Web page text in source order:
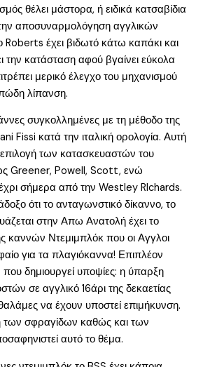
θέλει μάστορα, ή ειδικά κατσαβίδια
αποσυναρμολόγηση αγγλικών
έχει βιδωτό κάτω καπάκι και
κατάσταση αφού βγαίνει εύκολα
μερικό έλεγχο του μηχανισμού
λίπανση.
συγκολλημένες με τη μέθοδο της
Fissi κατά την ιταλική ορολογία. Αυτή
των κατασκευαστών του
Greener, Powell, Scott, ενώ
σήμερα από την Westley RIchards.
ότι το ανταγωνστικό δίκαννο, το
στην Απω Ανατολή έχει το
καννών Ντεμιμπλόκ που οι Αγγλοι
για τα πλαγιόκαννα! Επιπλέον
δημιουργεί υποψίες: η ύπαρξη
σε αγγλικό 16άρι της δεκαετίας
να έχουν υποστεί επιμήκυνση.
των σφραγίδων καθώς και των
αυτό το θέμα.